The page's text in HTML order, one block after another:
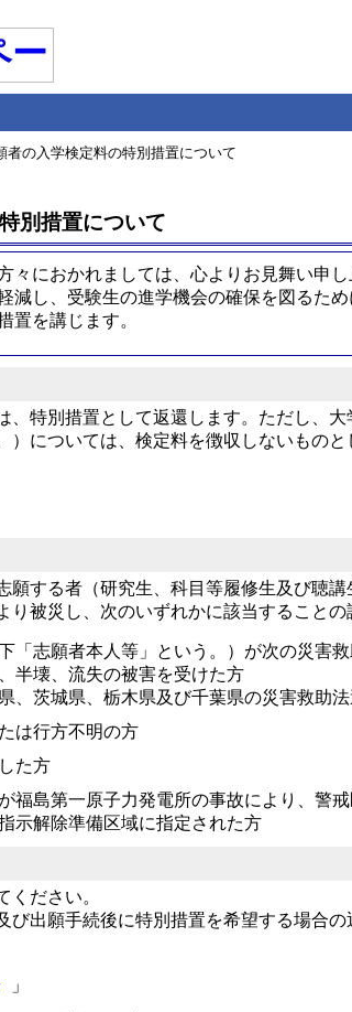
者の入学検定料の特別措置について
別措置について
におかれましては、心よりお見舞い申し
減し、受験生の進学機会の確保を図るため
置を講じます。
、特別措置として返還します。ただし、
については、検定料を徴収しないものと
する者（研究生、科目等履修生及び聴講
り被災し、次のいずれかに該当すること
「志願者本人等」という。）が次の災害救
半壊、流失の被害を受けた方
、茨城県、栃木県及び千葉県の災害救助
は行方不明の方
た方
福島第一原子力発電所の事故により、警
示解除準備区域に指定された方
ください。
び出願手続後に特別措置を希望する場合
」